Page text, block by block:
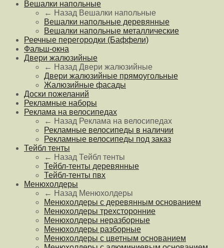
Вешалки напольные
← Назад Вешалки напольные
Вешалки напольные деревянные
Вешалки напольные металлические
Реечные перегородки (Баффели)
Фальш-окна
Двери жалюзийные
← Назад Двери жалюзийные
Двери жалюзийные прямоугольные
Жалюзийные фасады
Доски пожеланий
Рекламные наборы
Реклама на велосипедах
← Назад Реклама на велосипедах
Рекламные велосипеды в наличии
Рекламные велосипеды под заказ
Тейбл тенты
← Назад Тейбл тенты
Тейбл-тенты деревянные
Тейбл-тенты пвх
Менюхолдеры
← Назад Менюхолдеры
Менюхолдеры с деревянным основанием
Менюхолдеры трехсторонние
Менюхолдеры неразборные
Менюхолдеры разборные
Менюхолдеры с цветным основанием